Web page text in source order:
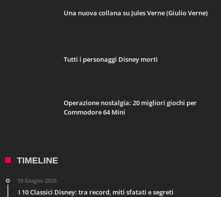
Una nuova collana su Jules Verne (Giulio Verne)
Tutti i personaggi Disney morti
Operazione nostalgia: 20 migliori giochi per
Commodore 64 Mini
TIMELINE
19 Giugno 2026
I 10 Classici Disney: tra record, miti sfatati e segreti